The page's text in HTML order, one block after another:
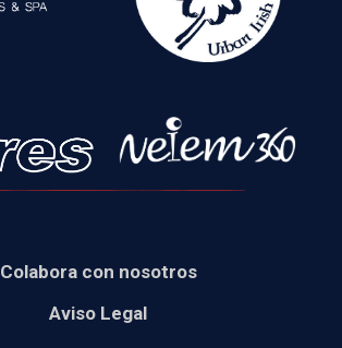
Colabora con nosotros
Aviso Legal